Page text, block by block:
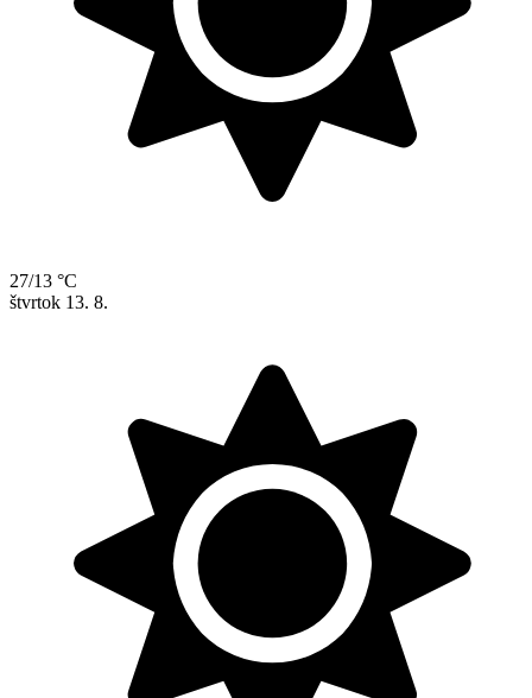
27/13 °C
štvrtok 13. 8.